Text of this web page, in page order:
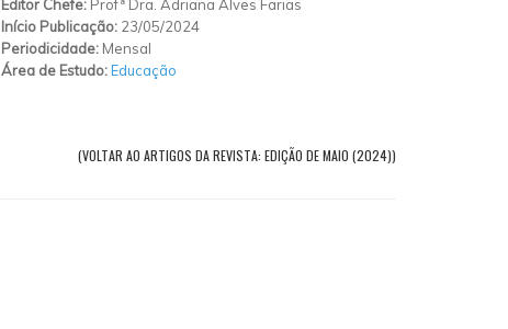
Editor Chefe: Profª Dra. Adriana Alves Farias
Início Publicação: 23/05/2024
Periodicidade: Mensal
Área de Estudo:Educação
(VOLTAR AO ARTIGOS DA REVISTA: EDIÇÃO DE MAIO (2024))